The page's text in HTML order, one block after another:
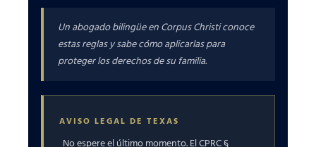
Un abogado bilingüe en Corpus Christi conoce
estas reglas y sabe cómo aplicarlas para
proteger los derechos de su familia.
AVISO LEGAL DE TEXAS
No espere el último momento. El CPRC §